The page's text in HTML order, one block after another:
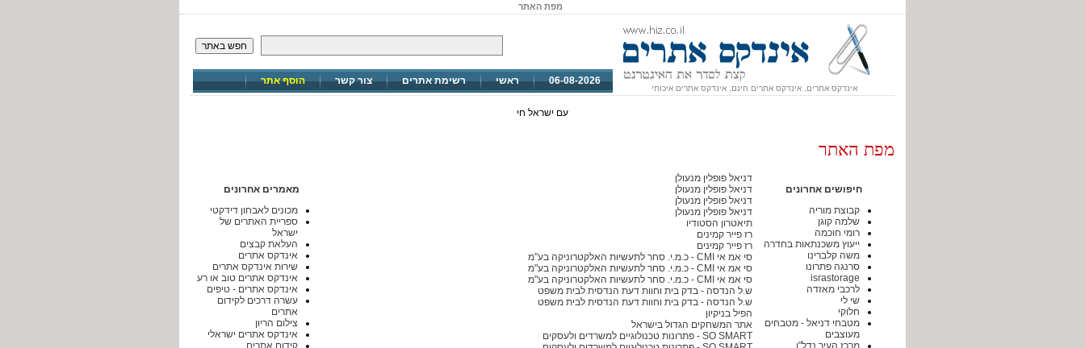
מפת האתר
אינדקס אתרים, אינדקס אתרים חינם, אינדקס אתרים איכותי
חפש באתר
06-08-2026 ראשי רשימת אתרים צור קשר הוסף אתר
עם ישראל חי
מפת האתר
חיפושים אחרונים
קבוצת מוריה
שלמה קוגן
רומי חוכמה
ייעוץ משכנתאות בחדרה
משה קלברינו
סרנגה פתרונו
israstorage
לרכבי מאזדה
שי לי
חלוקי
מטבחי דניאל - מטבחים
מעוצבים
מרכז העיר נדל"ן
דניאל פופלין מנעולן
דניאל פופלין מנעולן
דניאל פופלין מנעולן
דניאל פופלין מנעולן
תיאטרון הסטודיו
רז פייר קמינים
רז פייר קמינים
סי אמ אי CMI - כ.מ.י. סחר לתעשיות האלקטרוניקה בע"מ
סי אמ אי CMI - כ.מ.י. סחר לתעשיות האלקטרוניקה בע"מ
סי אמ אי CMI - כ.מ.י. סחר לתעשיות האלקטרוניקה בע"מ
ש.ל הנדסה - בדק בית וחוות דעת הנדסית לבית משפט
ש.ל הנדסה - בדק בית וחוות דעת הנדסית לבית משפט
הפיל בניקיון
אתר המשחקים הגדול בישראל
SO SMART - פתרונות טכנולוגיים למשרדים ולעסקים
מאמרים אחרונים
מכונים לאבחון דידקטי
ספריית האתרים של
ישראל
העלאת קבצים
אינדקס אתרים
שירות אינדקס אתרים
אינדקס אתרים טוב או רע
אינדקס אתרים - טיפים
עשרה דרכים לקידום
אתרים
צילום הריון
אינדקס אתרים ישראלי
קידום אתרים